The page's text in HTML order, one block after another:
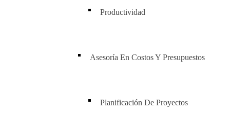
Productividad
Asesoría En Costos Y Presupuestos
Planificación De Proyectos